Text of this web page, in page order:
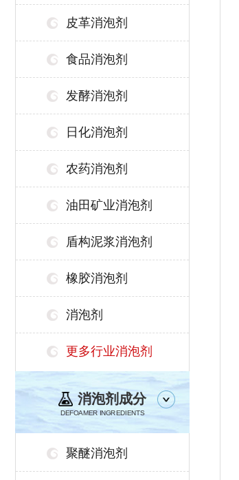
皮革消泡剂
食品消泡剂
发酵消泡剂
日化消泡剂
农药消泡剂
油田矿业消泡剂
盾构泥浆消泡剂
橡胶消泡剂
消泡剂
更多行业消泡剂
消泡剂成分
DEFOAMER INGREDIENTS
聚醚消泡剂